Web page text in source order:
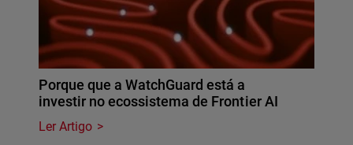
Porque que a WatchGuard está a
investir no ecossistema de Frontier AI
Ler Artigo